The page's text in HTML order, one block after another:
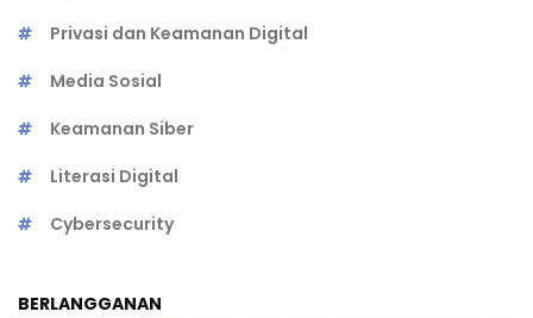
Privasi dan Keamanan Digital
Media Sosial
Keamanan Siber
Literasi Digital
Cybersecurity
BERLANGGANAN